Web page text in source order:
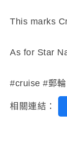
This marks
As for Star
#cruise #郵輪
相關連結：